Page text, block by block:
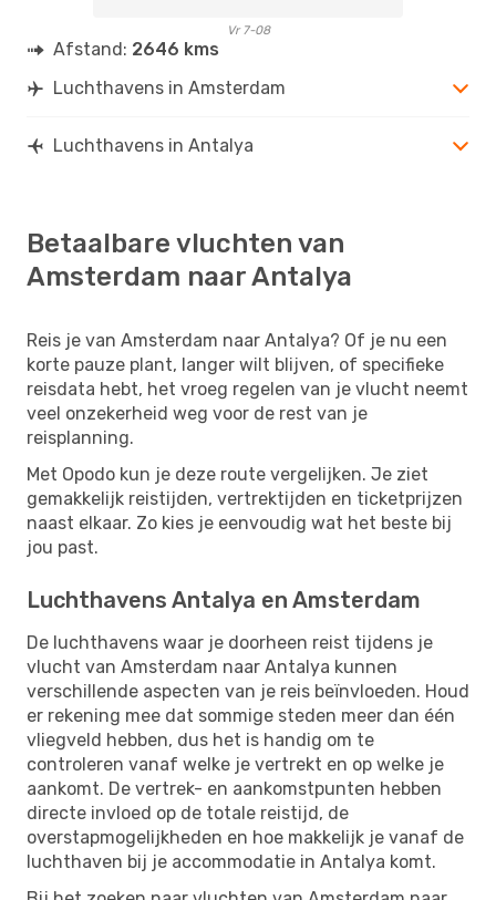
Vr 7-08
Afstand: 2646 kms
Luchthavens in Amsterdam
Luchthavens in Antalya
Betaalbare vluchten van
Amsterdam naar Antalya
Reis je van Amsterdam naar Antalya? Of je nu een
korte pauze plant, langer wilt blijven, of specifieke
reisdata hebt, het vroeg regelen van je vlucht neemt
veel onzekerheid weg voor de rest van je
reisplanning.
Met Opodo kun je deze route vergelijken. Je ziet
gemakkelijk reistijden, vertrektijden en ticketprijzen
naast elkaar. Zo kies je eenvoudig wat het beste bij
jou past.
Luchthavens Antalya en Amsterdam
De luchthavens waar je doorheen reist tijdens je
vlucht van Amsterdam naar Antalya kunnen
verschillende aspecten van je reis beïnvloeden. Houd
er rekening mee dat sommige steden meer dan één
vliegveld hebben, dus het is handig om te
controleren vanaf welke je vertrekt en op welke je
aankomt. De vertrek- en aankomstpunten hebben
directe invloed op de totale reistijd, de
overstapmogelijkheden en hoe makkelijk je vanaf de
luchthaven bij je accommodatie in Antalya komt.